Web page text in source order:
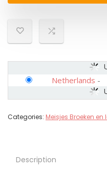
Netherlands -
Categories: Meisjes Broeken
Description